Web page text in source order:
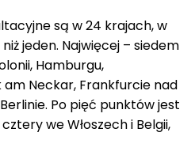
są w 24 krajach, w
jeden. Najwięcej – siedem
Hamburgu,
Neckar, Frankfurcie nad
Po pięć punktów jest
we Włoszech i Belgii,